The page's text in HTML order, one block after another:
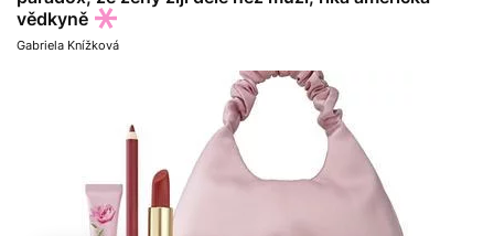
vědkyně
Gabriela Knížková